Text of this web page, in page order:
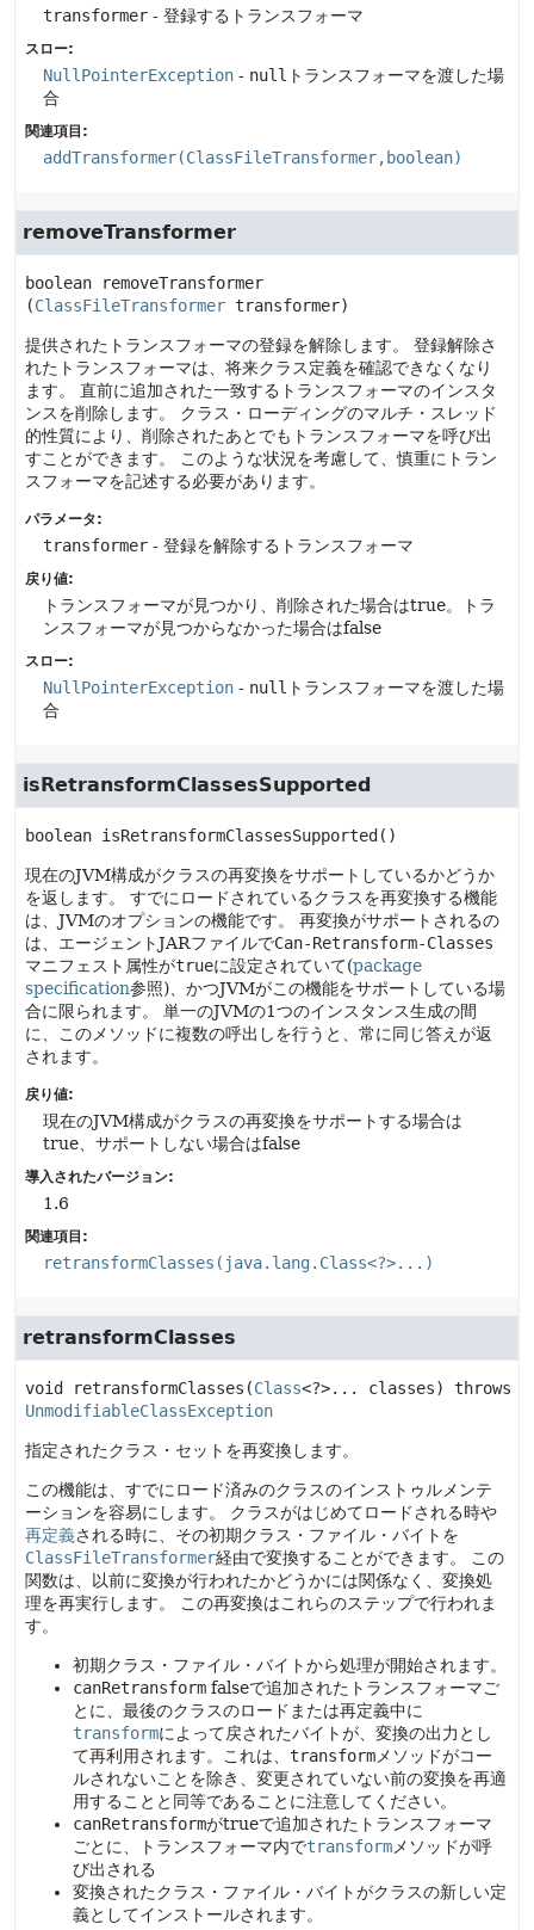
transformer - 登録するトランスフォーマ
スロー:
NullPointerException - null トランスフォーマを渡した場
合
関連項目:
addTransformer(ClassFileTransformer,boolean)
removeTransformer
boolean
removeTransformer
(ClassFileTransformer transformer)
提供されたトランスフォーマの登録を解除します。
登録解除さ
れたトランスフォーマは、将来クラス定義を確認できなくなり
ます。
直前に追加された一致するトランスフォーマのインスタ
ンスを削除します。
クラス・ローディングのマルチ・スレッド
的性質により、削除されたあとでもトランスフォーマを呼び出
すことができます。
このような状況を考慮して、慎重にトラン
スフォーマを記述する必要があります。
パラメータ:
transformer - 登録を解除するトランスフォーマ
戻り値:
トランスフォーマが見つかり、削除された場合はtrue。トラ
ンスフォーマが見つからなかった場合はfalse
スロー:
NullPointerException - null トランスフォーマを渡した場
合
isRetransformClassesSupported
boolean isRetransformClassesSupported ()
現在のJVM構成がクラスの再変換をサポートしているかどうか
を返します。
すでにロードされているクラスを再変換する機能
は、JVMのオプションの機能です。
再変換がサポートされるの
は、エージェントJARファイルでCan-Retransform-Classes
マニフェスト属性がtrueに設定されていて(package
specification参照)、かつJVMがこの機能をサポートしている場
合に限られます。
単一のJVMの1つのインスタンス生成の間
に、このメソッドに複数の呼出しを行うと、常に同じ答えが返
されます。
戻り値:
現在のJVM構成がクラスの再変換をサポートする場合は
true、サポートしない場合はfalse
導入されたバージョン:
1.6
関連項目:
retransformClasses(java.lang.Class<?>...)
retransformClasses
void retransformClasses (Class<?>... classes)
UnmodifiableClassException
指定されたクラス・セットを再変換します。
この機能は、すでにロード済みのクラスのインストゥルメンテ
ーションを容易にします。
クラスがはじめてロードされる時や
再定義される時に、その初期クラス・ファイル・バイトを
ClassFileTransformer経由で変換することができます。
この
関数は、以前に変換が行われたかどうかには関係なく、変換処
理を再実行します。
この再変換はこれらのステップで行われま
す。
初期クラス・ファイル・バイトから処理が開始されます。
canRetransform falseで追加されたトランスフォーマご
とに、最後のクラスのロードまたは再定義中に
transformによって戻されたバイトが、変換の出力とし
て再利用されます。これは、 transform メソッドがコー
ルされないことを除き、変更されていない前の変換を再適
用することと同等であることに注意してください。
canRetransformがtrueで追加されたトランスフォーマ
ごとに、トランスフォーマ内でtransform メソッドが呼
び出される
変換されたクラス・ファイル・バイトがクラスの新しい定
義としてインストールされます。